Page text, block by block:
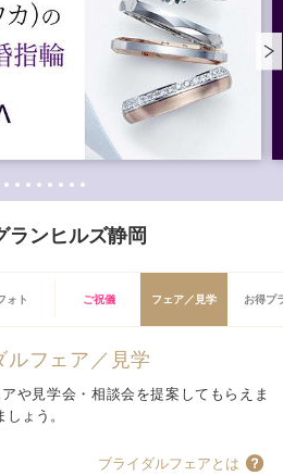
ランヒルズ静岡
ォト ご祝儀 フェア／見学 お得プ
ルフェア／見学
や見学会・相談会を提案してもらえま
ょう。
ブライダルフェアとは